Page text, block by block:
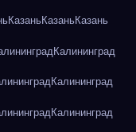
КазаньКазаньКазань
Калининград
Калининград
Калининград